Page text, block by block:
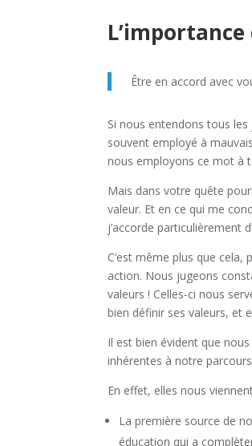
Être en accord avec
Si nous entendons tous
souvent employé à
nous employons ce mot à
Mais dans votre quête
valeur. Et en ce qui me
j’accorde particulièrement
C’est même plus que
action. Nous jugeons
valeurs ! Celles-ci nous
bien définir ses valeurs, et
Il est bien évident que
inhérentes à notre
En effet, elles nous
La première source de
éducation qui a